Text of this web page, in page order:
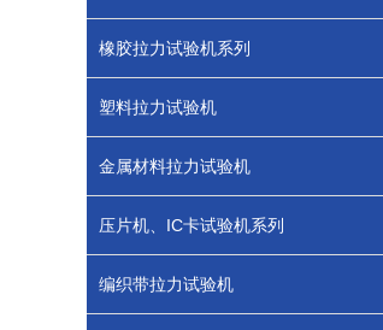
橡胶拉力试验机系列
塑料拉力试验机
金属材料拉力试验机
压片机、IC卡试验机系列
编织带拉力试验机